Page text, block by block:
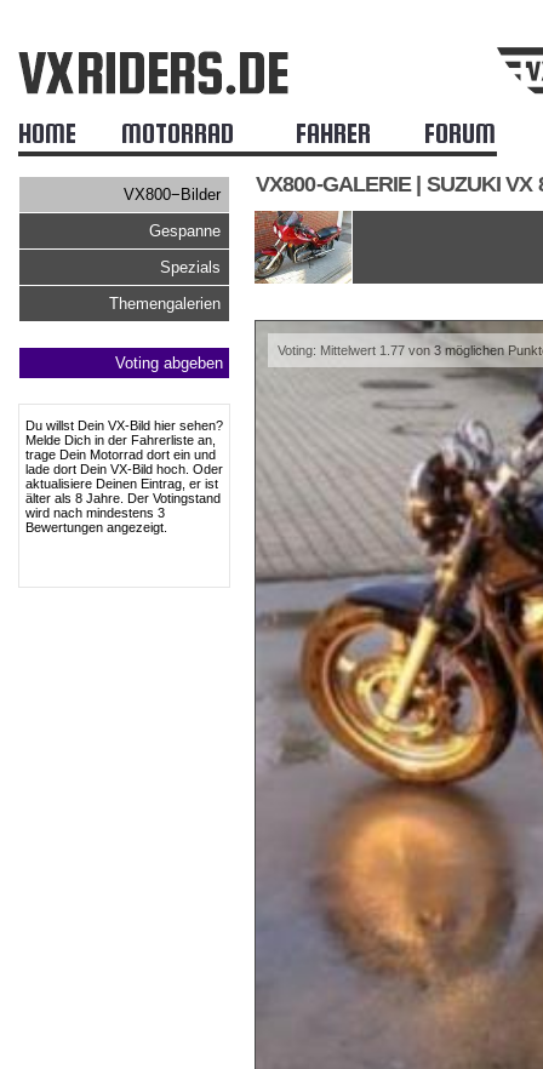
HOME MOTORRAD FAHRER FORUM
VX800−Bilder
Gespanne
Spezials
Themengalerien
Voting abgeben
Du willst Dein VX-Bild hier sehen?
Melde Dich in der Fahrerliste an,
trage Dein Motorrad dort ein und
lade dort Dein VX-Bild hoch. Oder
aktualisiere Deinen Eintrag, er ist
älter als 8 Jahre. Der Votingstand
wird nach mindestens 3
Bewertungen angezeigt.
VX800-GALERIE | SUZUKI VX
Voting: Mittelwert 1.77 von 3 möglichen